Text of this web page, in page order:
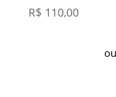
R$ 110,00